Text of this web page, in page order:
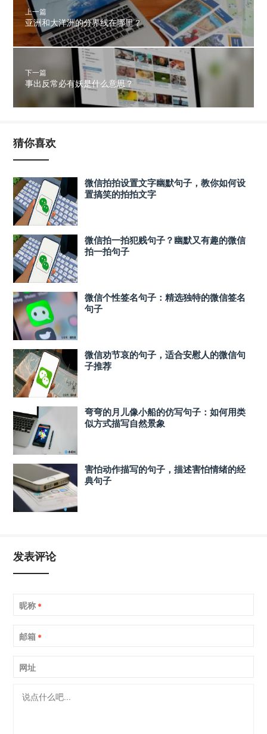
上一篇
亚洲和大洋洲的分界线在哪里？
下一篇
事出反常必有妖是什么意思？
猜你喜欢
微信拍拍设置文字幽默句子，教你如何设
置搞笑的拍拍文字
微信拍一拍犯贱句子？幽默又有趣的微信
拍一拍句子
微信个性签名句子：精选独特的微信签名
句子
微信劝节哀的句子，适合安慰人的微信句
子推荐
弯弯的月儿像小船的仿写句子：如何用类
似方式描写自然景象
害怕动作描写的句子，描述害怕情绪的经
典句子
发表评论
昵称 *
邮箱 *
网址